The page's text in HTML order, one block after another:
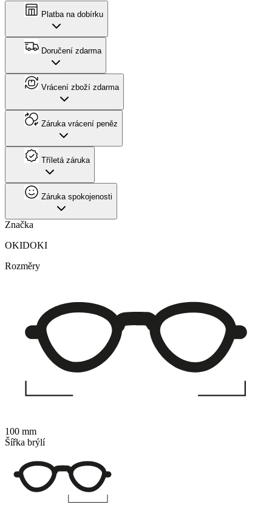
Platba na dobírku
Doručení zdarma
Vrácení zboží zdarma
Záruka vrácení peněz
Tříletá záruka
Záruka spokojenosti
Značka
OKIDOKI
Rozměry
100 mm
Šířka brýlí